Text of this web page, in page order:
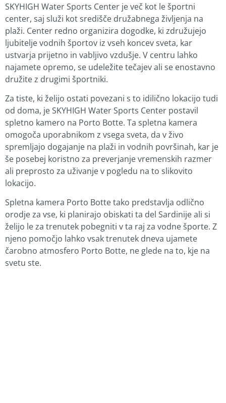
SKYHIGH Water Sports Center je več kot le športni
center, saj služi kot središče družabnega življenja na
plaži. Center redno organizira dogodke, ki združujejo
ljubitelje vodnih športov iz vseh koncev sveta, kar
ustvarja prijetno in vabljivo vzdušje. V centru lahko
najamete opremo, se udeležite tečajev ali se enostavno
družite z drugimi športniki.
Za tiste, ki želijo ostati povezani s to idilično lokacijo tudi
od doma, je SKYHIGH Water Sports Center postavil
spletno kamero na Porto Botte. Ta spletna kamera
omogoča uporabnikom z vsega sveta, da v živo
spremljajo dogajanje na plaži in vodnih površinah, kar je
še posebej koristno za preverjanje vremenskih razmer
ali preprosto za uživanje v pogledu na to slikovito
lokacijo.
Spletna kamera Porto Botte tako predstavlja odlično
orodje za vse, ki planirajo obiskati ta del Sardinije ali si
želijo le za trenutek pobegniti v ta raj za vodne športe. Z
njeno pomočjo lahko vsak trenutek dneva ujamete
čarobno atmosfero Porto Botte, ne glede na to, kje na
svetu ste.